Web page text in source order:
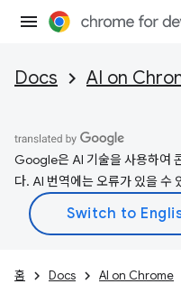
Docs AI on
Google은 AI 기술을 사용하여
다. AI 번역에는 오류가 있을 수
홈 Docs AI on Chrome